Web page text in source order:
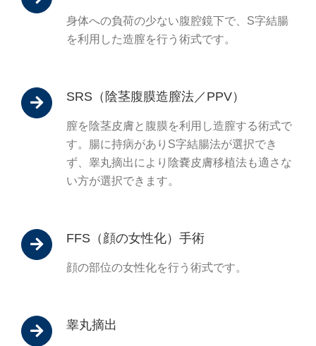
身体への負荷の少ない腹腔鏡下で、S字結腸
を利用した造膣を行う術式です。
SRS（陰茎腹膜造膣法／PPV）
膣を陰茎皮膚と腹膜を利用し造膣する術式で
す。腸に持病がありS字結腸法が選択でき
ず、睾丸摘出により陰嚢皮膚移植法も適さな
い方が選択できます。
FFS（顔の女性化）手術
顔の部位の女性化を行う術式です。
睾丸摘出